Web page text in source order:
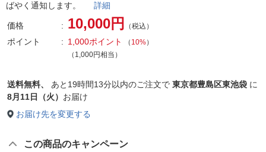
ばやく通知します。 詳細
価格 10,000円 （税込）
ポイント 1,000ポイント （ 10%）
（1,000円相当）
送料無料、 あと 19時間13分以内のご注文で 東京都豊島区東池袋 に
8月11日（火） お届け
お届け先を変更する
この商品のキャンペーン